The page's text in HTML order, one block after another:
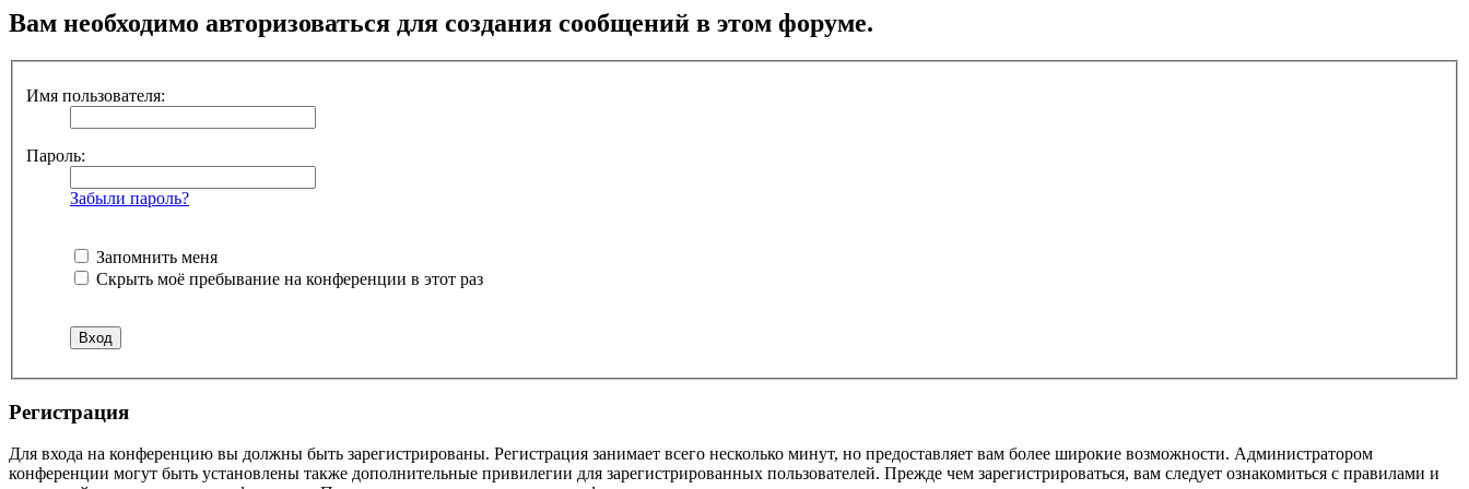
Вам необходимо авторизоваться для создания сообщений в этом форуме.
Имя пользователя:
Пароль:
Забыли пароль?
Запомнить меня
Скрыть моё пребывание на конференции в этот раз
Регистрация
Для входа на конференцию вы должны быть зарегистрированы. Регистрация занимает всего несколько минут, но предоставляет вам более широкие возможности. Администратором
конференции могут быть установлены также дополнительные привилегии для зарегистрированных пользователей. Прежде чем зарегистрироваться, вам следует ознакомиться с правилами и